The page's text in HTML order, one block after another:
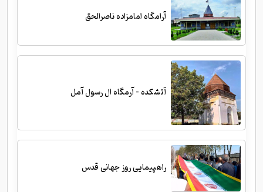
آرامگاه امامزاده ناصرالحق
آتشکده - آرمگاه ال رسول آمل
راهپیمایی روز جهانی قدس